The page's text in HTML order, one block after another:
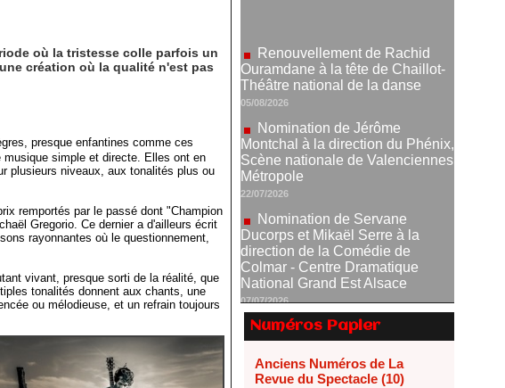
où la tristesse colle parfois un
création où la qualité n'est pas
presque enfantines comme ces
simple et directe. Elles ont en
plusieurs niveaux, aux tonalités plus ou
remportés par le passé dont "Champion
Gregorio. Ce dernier a d'ailleurs écrit
rayonnantes où le questionnement,
vivant, presque sorti de la réalité, que
tonalités donnent aux chants, une
ou mélodieuse, et un refrain toujours
Nomination de Jérôme
Montchal à la direction du Phénix,
Scène nationale de Valenciennes
22/07/2026
Nomination de Servane
Ducorps et Mikaël Serre à la
direction de la Comédie de
National Grand Est Alsace
07/07/2026
Thomas Jolly et Laëtitia
Guédon nommés à la direction du
TNP
02/07/2026
Fonds SACD Théâtre : les
lauréats 2026
23/06/2026
Numéros Papier
Anciens Numéros de La
Revue du Spectacle (10)